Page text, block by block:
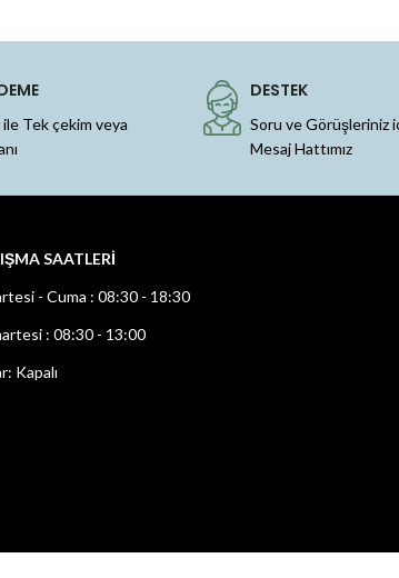
Tek çekim veya
DESTEK
Soru ve Görüşleriniz
Mesaj Hattımız
SAATLERİ
- Cuma : 08:30 - 18:30
: 08:30 - 13:00
Kapalı